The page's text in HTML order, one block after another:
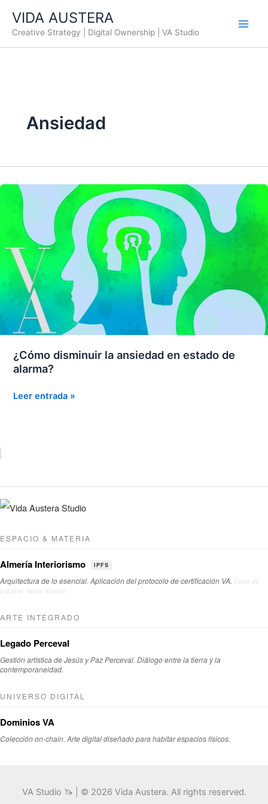
contenido
VIDA AUSTERA
Creative Strategy | Digital Ownership | VA Studio
Ansiedad
¿Cómo disminuir la ansiedad en estado de
alarma?
¿Cómo
Leer entrada »
ESPACIO & MATERIA
Almería Interiorismo IPFS
Arquitectura de lo esencial. Aplicación del protocolo de certificación VA. Caso de
estudio: Nuria Kinson.
ARTE INTEGRADO
Legado Perceval
Gestión artística de Jesús y Paz Perceval. Diálogo entre la tierra y la
contemporaneidad.
UNIVERSO DIGITAL
Dominios VA
Colección on-chain. Arte digital diseñado para habitar espacios físicos.
VA Studio 🦄 | © 2026 Vida Austera. All rights reserved.